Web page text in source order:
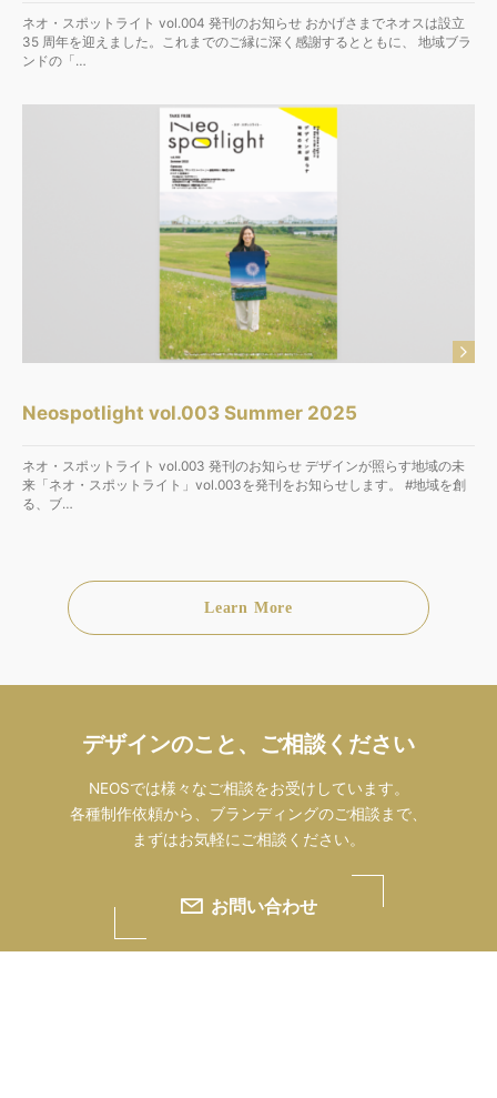
ネオ・スポットライト vol.004 発刊のお知らせ おかげさまでネオスは設立
35 周年を迎えました。これまでのご縁に深く感謝するとともに、 地域ブラ
ンドの「…
Neospotlight vol.003 Summer 2025
ネオ・スポットライト vol.003 発刊のお知らせ デザインが照らす地域の未
来「ネオ・スポットライト」vol.003を発刊をお知らせします。 #地域を創
る、ブ…
Learn More
デザインのこと、ご相談ください
NEOSでは様々なご相談をお受けしています。
各種制作依頼から、ブランディングのご相談まで、
まずはお気軽にご相談ください。
お問い合わせ